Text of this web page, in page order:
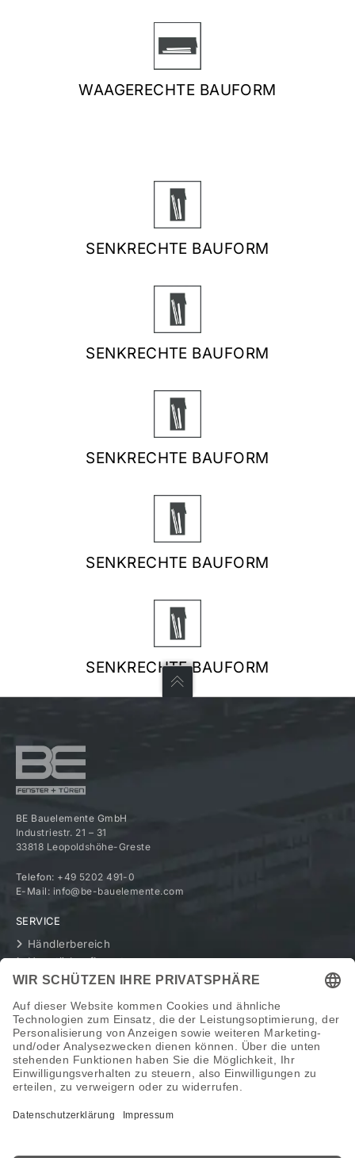
WAAGERECHTE BAUFORM
SENKRECHTE BAUFORM
SENKRECHTE BAUFORM
SENKRECHTE BAUFORM
SENKRECHTE BAUFORM
SENKRECHTE BAUFORM
BE Bauelemente GmbH
Industriestr. 21 – 31
33818 Leopoldshöhe-Greste
Telefon: +49 5202 491-0
E-Mail: info@be-bauelemente.com
SERVICE
Händlerbereich
Haustürkonfigurator
Geschichte
Werte
BE als Arbeitgeber
RECHTLICHES
Datenschutz